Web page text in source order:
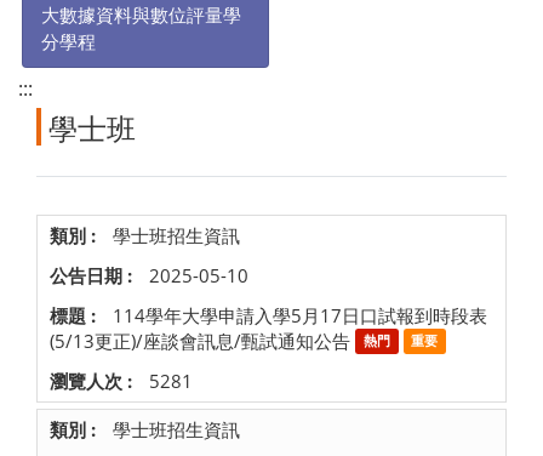
大數據資料與數位評量學
分學程
:::
學士班
學士班招生資訊
2025-05-10
114學年大學申請入學5月17日口試報到時段表
(5/13更正)/座談會訊息/甄試通知公告
熱門 重要
5281
學士班招生資訊